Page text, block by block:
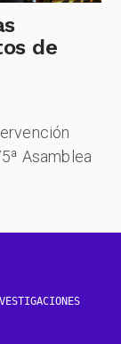
de
Asamblea